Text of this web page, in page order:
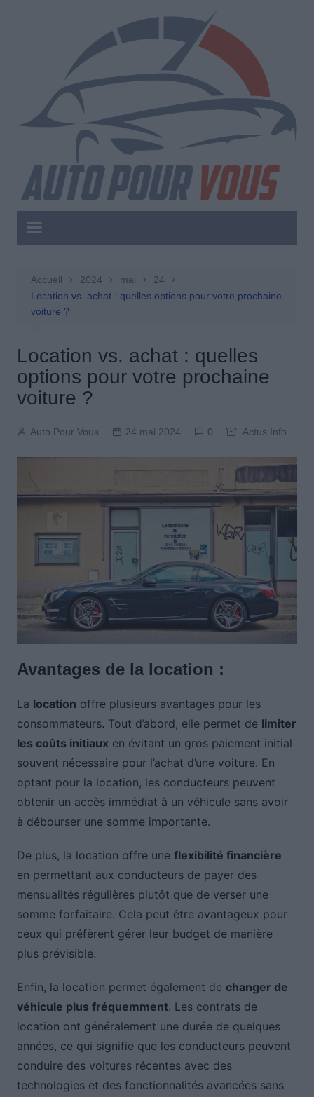
Accueil 2024 mai
24
Location vs. achat : quelles options pour votre prochaine
voiture ?
Location vs. achat : quelles
options pour votre prochaine
voiture ?
Auto Pour Vous 24 mai 2024 0 Actus Info
Avantages de la location :
La location offre plusieurs avantages pour les
consommateurs. Tout d’abord, elle permet de limiter
les coûts initiauxen évitant un gros paiement initial
souvent nécessaire pour l’achat d’une voiture. En
optant pour la location, les conducteurs peuvent
obtenir un accès immédiat à un véhicule sans avoir
à débourser une somme importante.
De plus, la location offre une flexibilité financière
en permettant aux conducteurs de payer des
mensualités régulières plutôt que de verser une
somme forfaitaire. Cela peut être avantageux pour
ceux qui préfèrent gérer leur budget de manière
plus prévisible.
Enfin, la location permet également de changer de
véhicule plus fréquemment. Les contrats de
location ont généralement une durée de quelques
années, ce qui signifie que les conducteurs peuvent
conduire des voitures récentes avec des
technologies et des fonctionnalités avancées sans